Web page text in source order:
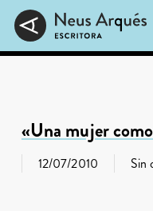
Skip
main
«Una mujer
12/07/2010 Sin